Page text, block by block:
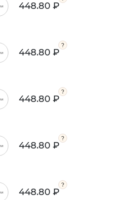
448.80 ₽
448.80 ₽
448.80 ₽
448.80 ₽
448.80 ₽